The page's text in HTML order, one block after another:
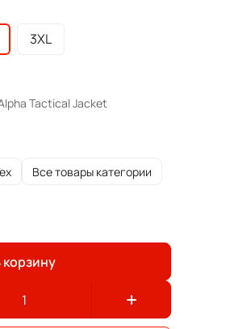
3XL
Tactical Jacket
Все товары категории
корзину